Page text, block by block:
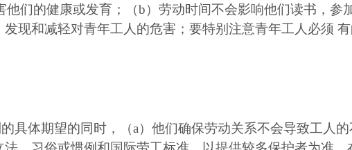
他们的健康或发育；（b）劳动时间不会影响他们读书，
现和减轻对青年工人的危害；要特别注意青年工人必须
具体期望的同时，（a）他们确保劳动关系不会导致工人